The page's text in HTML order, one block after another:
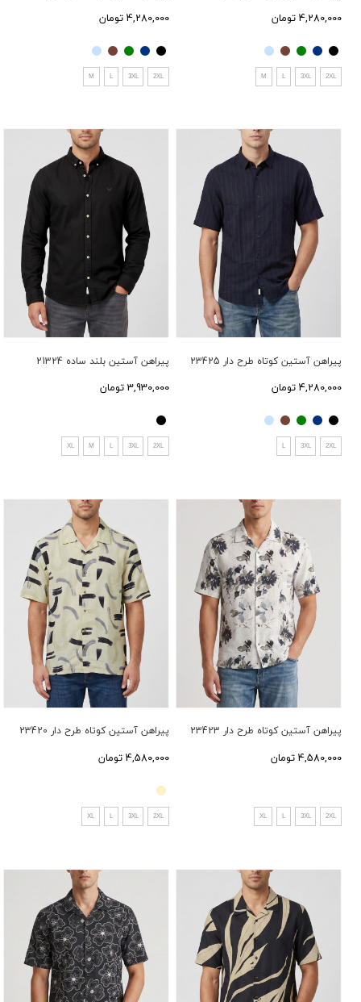
4,280,000 تومان
2XL
3XL
M
4,280,000 تومان
2XL
3XL
M
پیراهن آستین کوتاه طرح دار 23425
4,280,000 تومان
2XL
3XL
L
پیراهن آستین بلند ساده 21324
3,930,000 تومان
2XL
3XL
L
M
XL
پیراهن آستین کوتاه طرح دار 23423
4,580,000 تومان
2XL
3XL
L
XL
پیراهن آستین کوتاه طرح دار 23420
4,580,000 تومان
2XL
3XL
L
XL